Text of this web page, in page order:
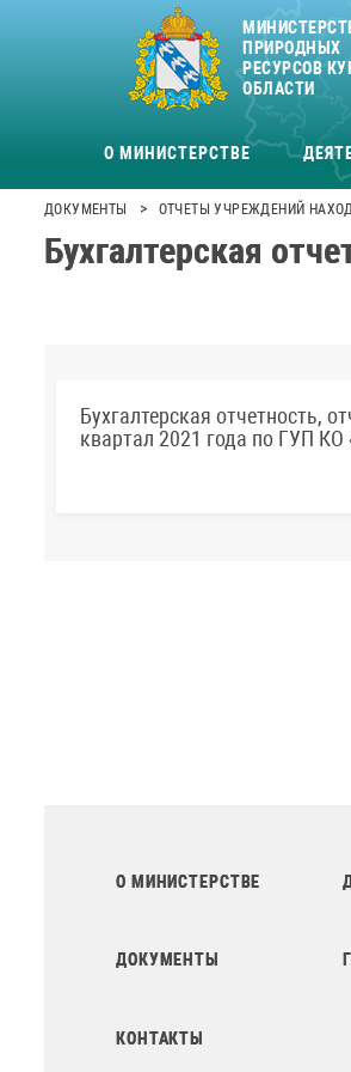
ПРИРОДНЫХ
РЕСУРСОВ
ОБЛАСТИ
О МИНИСТЕРСТВЕ
ДОКУМЕНТЫ > ОТЧЕТЫ УЧРЕЖДЕНИЙ
Бухгалтерская
Бухгалтерская отчетность,
квартал 2021 года по ГУП
О МИНИСТЕРСТВЕ
ДОКУМЕНТЫ
КОНТАКТЫ